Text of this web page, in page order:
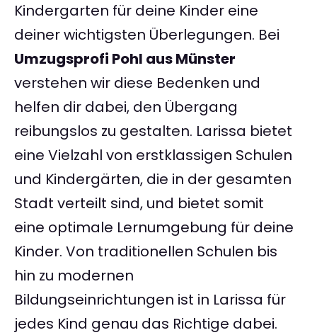
Kindergarten für deine Kinder eine
deiner wichtigsten Überlegungen. Bei
Umzugsprofi Pohl aus Münster
verstehen wir diese Bedenken und
helfen dir dabei, den Übergang
reibungslos zu gestalten. Larissa bietet
eine Vielzahl von erstklassigen Schulen
und Kindergärten, die in der gesamten
Stadt verteilt sind, und bietet somit
eine optimale Lernumgebung für deine
Kinder. Von traditionellen Schulen bis
hin zu modernen
Bildungseinrichtungen ist in Larissa für
jedes Kind genau das Richtige dabei.